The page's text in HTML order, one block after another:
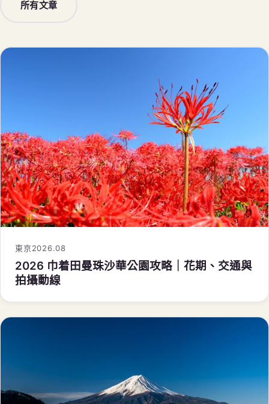
所有文章
東京2026.08
2026 巾着田曼珠沙華公園攻略｜花期、交通與
拍攝動線